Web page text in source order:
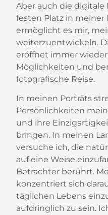
Aber auch die digitale
festen Platz in meiner
ermöglicht es mir,
weiterzuentwickeln.
eröffnet immer
Möglichkeiten und
fotografische Reise.
In meinen Porträts
Persönlichkeiten
und ihre
bringen. In meinen
versuche ich, die
auf eine Weise
Betrachter berührt.
konzentriert sich
täglichen Lebens
aufdringlich zu sein.